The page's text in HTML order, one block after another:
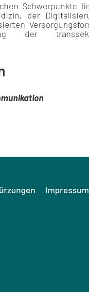
Schwerpunkte
der
der
Impressum